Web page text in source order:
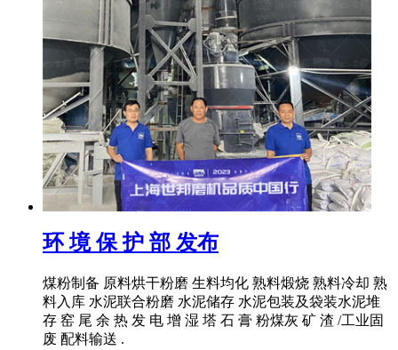
环 境 保 护 部 发布
煤粉制备 原料烘干粉磨 生料均化 熟料煅烧 熟料冷却 熟
料入库 水泥联合粉磨 水泥储存 水泥包装及袋装水泥堆
存 窑 尾 余 热 发 电 增 湿 塔 石 膏 粉煤灰 矿 渣 /工业固
废 配料输送 .